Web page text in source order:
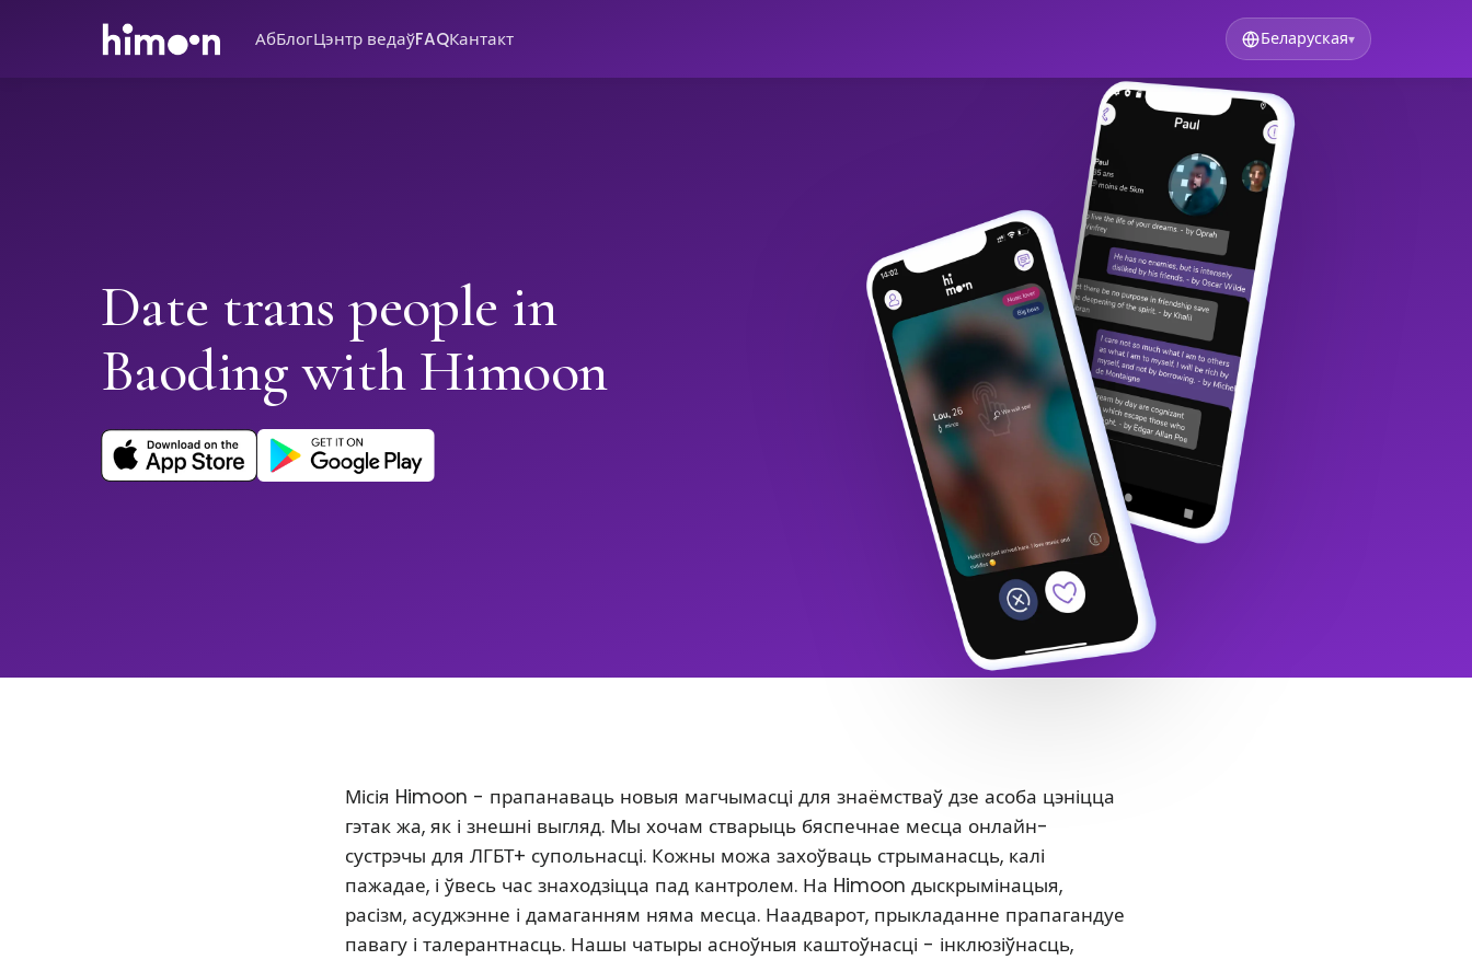
АбБлогЦэнтр ведаўFAQКантакт Беларуская▾
Date trans people in
Baoding with Himoon
Місія Himoon - прапанаваць новыя магчымасці для знаёмстваў дзе асоба цэніцца
гэтак жа, як і знешні выгляд. Мы хочам стварыць бяспечнае месца онлайн-
сустрэчы для ЛГБТ+ супольнасці. Кожны можа захоўваць стрыманасць, калі
пажадае, і ўвесь час знаходзіцца пад кантролем. На Himoon дыскрымінацыя,
расізм, асуджэнне і дамаганням няма месца. Наадварот, прыкладанне прапагандуе
павагу і талерантнасць. Нашы чатыры асноўныя каштоўнасці - інклюзіўнасць,